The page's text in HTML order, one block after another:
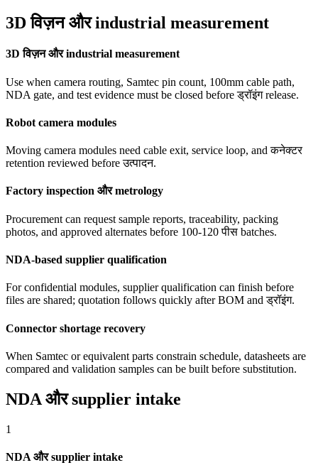
3D विज़न और industrial measurement
3D विज़न और industrial measurement
Use when camera routing, Samtec pin count, 100mm cable path,
NDA gate, and test evidence must be closed before ड्रॉइंग release.
Robot camera modules
Moving camera modules need cable exit, service loop, and कनेक्टर
retention reviewed before उत्पादन.
Factory inspection और metrology
Procurement can request sample reports, traceability, packing
photos, and approved alternates before 100-120 पीस batches.
NDA-based supplier qualification
For confidential modules, supplier qualification can finish before
files are shared; quotation follows quickly after BOM and ड्रॉइंग.
Connector shortage recovery
When Samtec or equivalent parts constrain schedule, datasheets are
compared and validation samples can be built before substitution.
NDA और supplier intake
1
NDA और supplier intake